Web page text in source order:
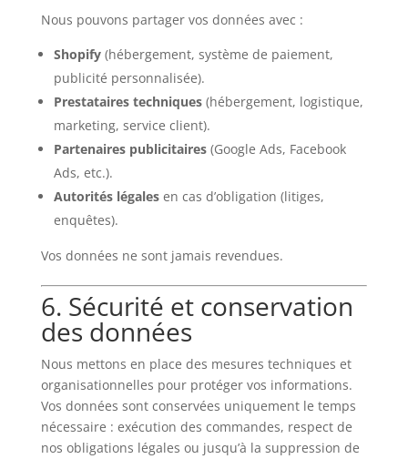
Nous pouvons partager vos données avec :
Shopify(hébergement, système de paiement,
publicité personnalisée).
Prestataires techniques(hébergement, logistique,
marketing, service client).
Partenaires publicitaires(Google Ads, Facebook
Ads, etc.).
Autorités légalesen cas d’obligation (litiges,
enquêtes).
Vos données ne sont jamais revendues.
6. Sécurité et conservation
des données
Nous mettons en place des mesures techniques et
organisationnelles pour protéger vos informations.
Vos données sont conservées uniquement le temps
nécessaire : exécution des commandes, respect de
nos obligations légales ou jusqu’à la suppression de